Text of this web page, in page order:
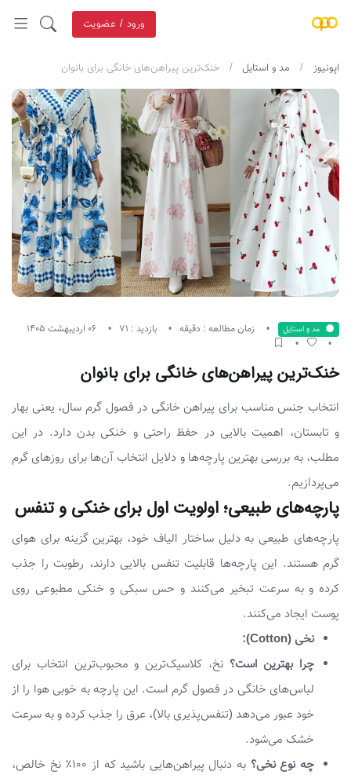
ورود / عضویت
اپونیوز مد و استایل خنک‌ترین پیراهن‌های خانگی برای بانوان
مد و استایل زمان مطالعه : دقیقه بازدید : 71 06 اردیبهشت 1405
خنک‌ترین پیراهن‌های خانگی برای بانوان
انتخاب جنس مناسب برای پیراهن خانگی در فصول گرم سال، یعنی بهار
و تابستان، اهمیت بالایی در حفظ راحتی و خنکی بدن دارد. در این
مطلب، به بررسی بهترین پارچه‌ها و دلایل انتخاب آن‌ها برای روزهای گرم
می‌پردازیم.
پارچه‌های طبیعی؛ اولویت اول برای خنکی و تنفس
پارچه‌های طبیعی به دلیل ساختار الیاف خود، بهترین گزینه برای هوای
گرم هستند. این پارچه‌ها قابلیت تنفس بالایی دارند، رطوبت را جذب
کرده و به سرعت تبخیر می‌کنند و حس سبکی و خنکی مطبوعی روی
پوست ایجاد می‌کنند.
نخی (Cotton):
چرا بهترین است؟ نخ، کلاسیک‌ترین و محبوب‌ترین انتخاب برای
لباس‌های خانگی در فصول گرم است. این پارچه به خوبی هوا را از
خود عبور می‌دهد (تنفس‌پذیری بالا)، عرق را جذب کرده و به سرعت
خشک می‌شود.
چه نوع نخی؟
به دنبال پیراهن‌هایی باشید که از ۱۰۰٪ نخ خالص،